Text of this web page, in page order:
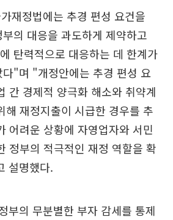
재정법에는 추경 편성 요건을
의 대응을 과도하게 제약하고
탄력적으로 대응하는 데 한계가
다"며 "개정안에는 추경 편성 요
간 경제적 양극화 해소와 취약계
해 재정지출이 시급한 경우를 추
어려운 상황에 자영업자와 서민
정부의 적극적인 재정 역할을 확
설명했다.
부의 무분별한 부자 감세를 통제